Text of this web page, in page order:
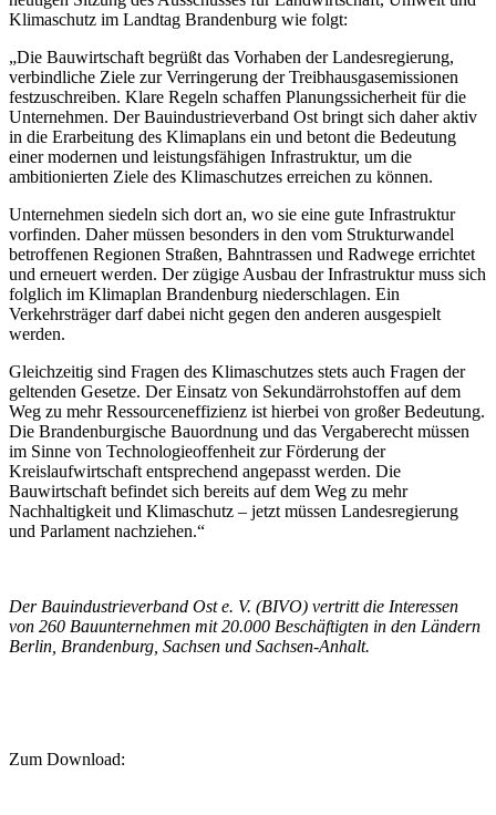
Klimaschutz im Landtag Brandenburg wie folgt:
„Die Bauwirtschaft begrüßt das Vorhaben der Landesregierung,
verbindliche Ziele zur Verringerung der Treibhausgasemissionen
festzuschreiben. Klare Regeln schaffen Planungssicherheit für die
Unternehmen. Der Bauindustrieverband Ost bringt sich daher aktiv
in die Erarbeitung des Klimaplans ein und betont die Bedeutung
einer modernen und leistungsfähigen Infrastruktur, um die
ambitionierten Ziele des Klimaschutzes erreichen zu können.
Unternehmen siedeln sich dort an, wo sie eine gute Infrastruktur
vorfinden. Daher müssen besonders in den vom Strukturwandel
betroffenen Regionen Straßen, Bahntrassen und Radwege errichtet
und erneuert werden. Der zügige Ausbau der Infrastruktur muss sich
folglich im Klimaplan Brandenburg niederschlagen. Ein
Verkehrsträger darf dabei nicht gegen den anderen ausgespielt
werden.
Gleichzeitig sind Fragen des Klimaschutzes stets auch Fragen der
geltenden Gesetze. Der Einsatz von Sekundärrohstoffen auf dem
Weg zu mehr Ressourceneffizienz ist hierbei von großer Bedeutung.
Die Brandenburgische Bauordnung und das Vergaberecht müssen
im Sinne von Technologieoffenheit zur Förderung der
Kreislaufwirtschaft entsprechend angepasst werden. Die
Bauwirtschaft befindet sich bereits auf dem Weg zu mehr
Nachhaltigkeit und Klimaschutz – jetzt müssen Landesregierung
und Parlament nachziehen.“
Der Bauindustrieverband Ost e. V. (BIVO) vertritt die Interessen
von 260 Bauunternehmen mit 20.000 Beschäftigten in den Ländern
Berlin, Brandenburg, Sachsen und Sachsen-Anhalt.
Zum Download: